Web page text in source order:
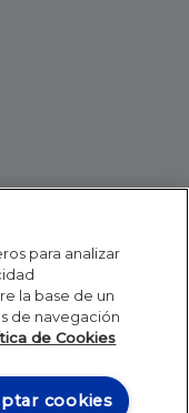
para analizar
la base de un
de navegación
de Cookies
cookies